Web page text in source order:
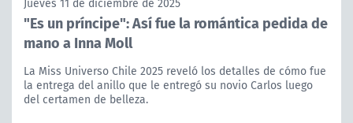
"Es un príncipe": Así fue la romántica pedida de
mano a Inna Moll
La Miss Universo Chile 2025 reveló los detalles de cómo fue
la entrega del anillo que le entregó su novio Carlos luego
del certamen de belleza.